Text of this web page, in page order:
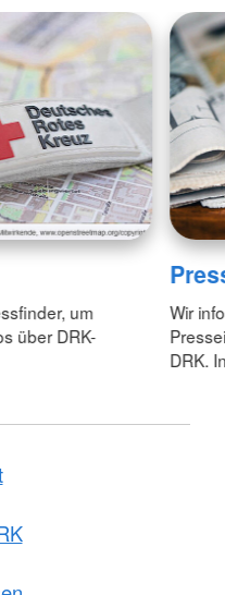
um
über DRK-
Wir
DRK.